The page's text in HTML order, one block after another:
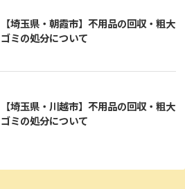
【埼玉県・朝霞市】不用品の回収・粗大
ゴミの処分について
【埼玉県・川越市】不用品の回収・粗大
ゴミの処分について